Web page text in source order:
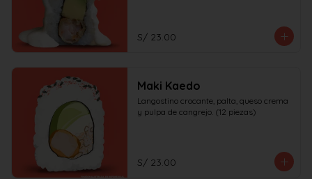
S/ 23.00
Maki Kaedo
Langostino crocante, palta, queso crema
y pulpa de cangrejo. (12 piezas)
S/ 23.00